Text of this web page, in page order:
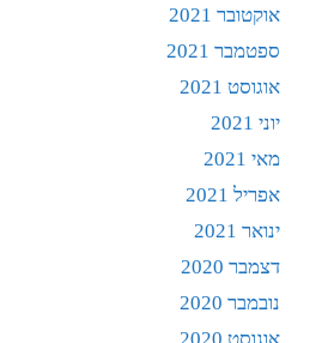
אוקטובר 2021
ספטמבר 2021
אוגוסט 2021
יוני 2021
מאי 2021
אפריל 2021
ינואר 2021
דצמבר 2020
נובמבר 2020